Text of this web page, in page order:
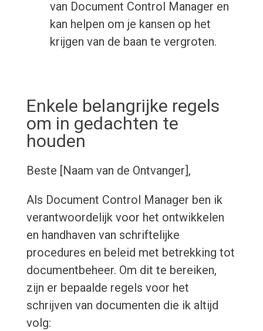
van Document Control Manager en
kan helpen om je kansen op het
krijgen van de baan te vergroten.
Enkele belangrijke regels
om in gedachten te
houden
Beste [Naam van de Ontvanger],
Als Document Control Manager ben ik
verantwoordelijk voor het ontwikkelen
en handhaven van schriftelijke
procedures en beleid met betrekking tot
documentbeheer. Om dit te bereiken,
zijn er bepaalde regels voor het
schrijven van documenten die ik altijd
volg: